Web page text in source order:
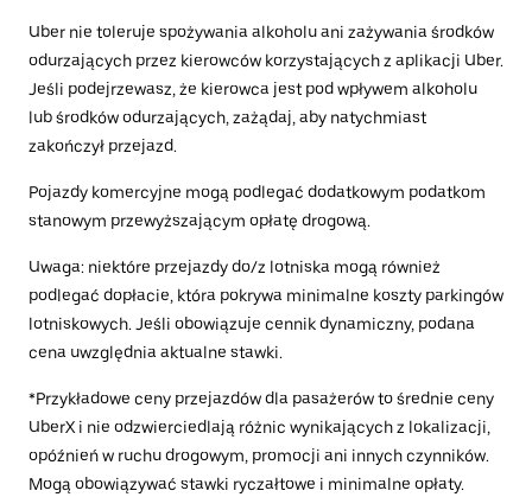
Uber nie toleruje spożywania alkoholu ani zażywania środków
odurzających przez kierowców korzystających z aplikacji Uber.
Jeśli podejrzewasz, że kierowca jest pod wpływem alkoholu
lub środków odurzających, zażądaj, aby natychmiast
zakończył przejazd.
Pojazdy komercyjne mogą podlegać dodatkowym podatkom
stanowym przewyższającym opłatę drogową.
Uwaga: niektóre przejazdy do/z lotniska mogą również
podlegać dopłacie, która pokrywa minimalne koszty parkingów
lotniskowych. Jeśli obowiązuje cennik dynamiczny, podana
cena uwzględnia aktualne stawki.
*Przykładowe ceny przejazdów dla pasażerów to średnie ceny
UberX i nie odzwierciedlają różnic wynikających z lokalizacji,
opóźnień w ruchu drogowym, promocji ani innych czynników.
Mogą obowiązywać stawki ryczałtowe i minimalne opłaty.